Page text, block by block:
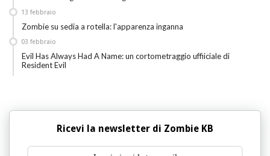
Zombie su sedia a rotella: l'apparenza inganna
13 febbraio
Evil Has Always Had A Name: un cortometraggio uffiiciale di
Resident Evil
03 febbraio
Ricevi la newsletter di Zombie KB